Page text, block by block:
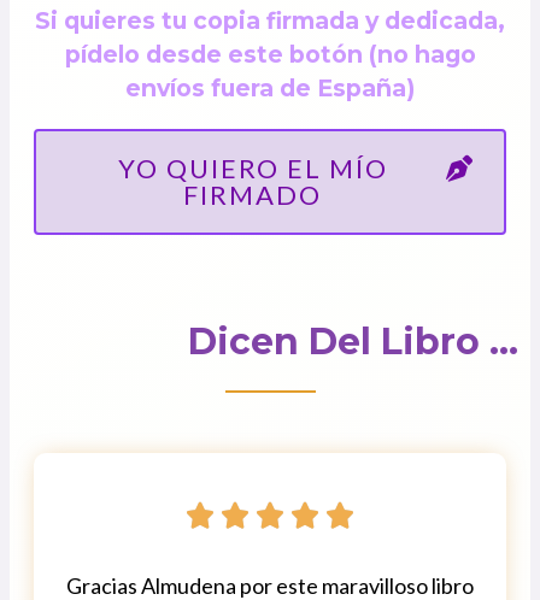
Si quieres tu copia firmada y dedicada,
pídelo desde este botón (no hago
envíos fuera de España)
YO QUIERO EL MÍO
FIRMADO
Dicen Del Libro ...
    
Gracias Almudena por este maravilloso libro